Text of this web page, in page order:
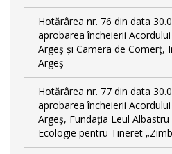
Hotărârea nr. 76 din data
aprobarea încheierii
Argeș și Camera de Comerț,
Argeș
Hotărârea nr. 77 din data
aprobarea încheierii
Argeș, Fundația Leul
Ecologie pentru Tineret